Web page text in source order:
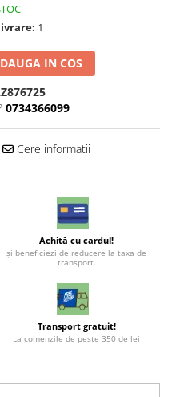
1
IN COS
0734366099
Cere informatii
Achită cu cardul!
şi beneficiezi de reducere la taxa de
transport.
Transport gratuit!
La comenzile de peste 350 de lei